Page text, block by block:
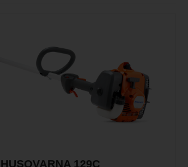
HUSQVARNA 129C